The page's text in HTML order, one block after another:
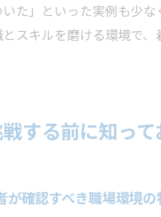
た」といった実例も少な
スキルを磨ける環境で、
する前に知っ
が確認すべき職場環境の